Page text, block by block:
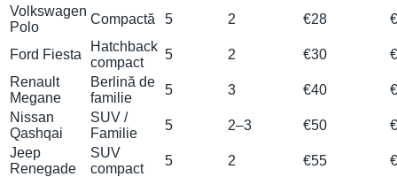
Volkswagen
Polo
Compactă 5 2 €28
Ford Fiesta
Hatchback
compact
5 2 €30
Renault
Megane
Berlină de
familie
5 3 €40
Nissan
Qashqai
SUV /
Familie
5 2–3 €50
Jeep
Renegade
SUV
compact
5 2 €55